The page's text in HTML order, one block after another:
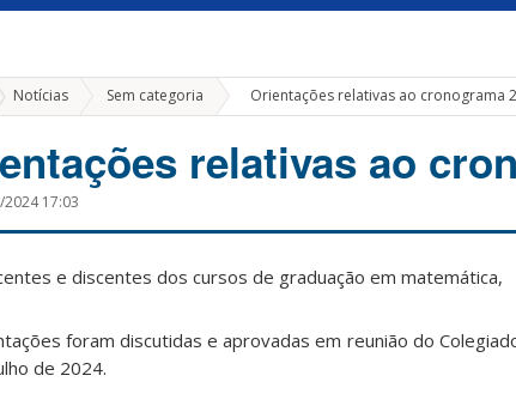
Notícias Sem categoria » Orientações relativas ao cronograma
relativas ao
2024 17:03
e discentes dos cursos de graduação em matemática,
foram discutidas e aprovadas em reunião do
de 2024.